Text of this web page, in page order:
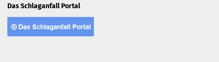
Das Schlaganfall Portal